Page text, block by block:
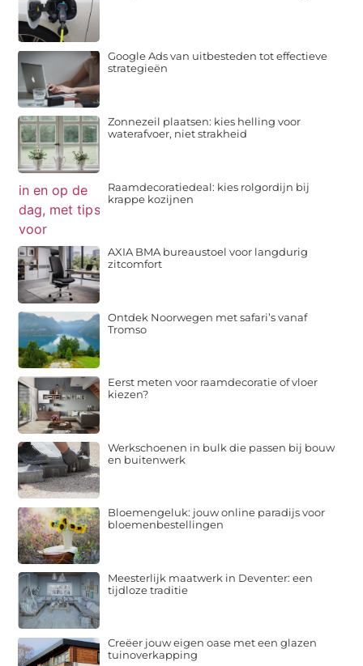
Google Ads van uitbesteden tot effectieve
strategieën
Zonnezeil plaatsen: kies helling voor
waterafvoer, niet strakheid
Raamdecoratiedeal: kies rolgordijn bij
krappe kozijnen
AXIA BMA bureaustoel voor langdurig
zitcomfort
Ontdek Noorwegen met safari’s vanaf
Tromso
Eerst meten voor raamdecoratie of vloer
kiezen?
Werkschoenen in bulk die passen bij bouw
en buitenwerk
Bloemengeluk: jouw online paradijs voor
bloemenbestellingen
Meesterlijk maatwerk in Deventer: een
tijdloze traditie
Creëer jouw eigen oase met een glazen
tuinoverkapping